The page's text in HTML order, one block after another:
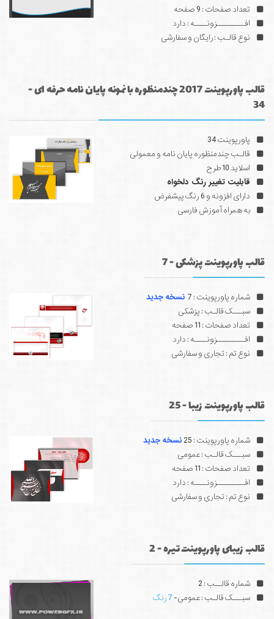
تعداد صفحات : 9 صفحه
افـــــــــزونــــه : دارد
نوع قالـب : رایگان و سفارشی
قالب پاورپوینت 2017 چندمنظوره با نمونه پایان نامه حرفه ای -
34
پاورپوینت 34
قالـب چندمنظوره پایان نامه و معمولی
اسلاید 10 طرح
قابلیت تغییر رنگ دلخواه
دارای افزونه و 6 رنگ پیشفرض
به همراه آموزش فارسی
قالب پاورپوینت پزشکی - 7
شماره پاورپوینت : 7
نسخه جدید
سبـــک قالـب : پزشکی
تعداد صفحات : 11 صفحه
افـــــــــزونــــه : دارد
نوع تم : تجاری و سفارشی
قالب پاورپوینت زیبا - 25
شماره پاورپوینت : 25
نسخه جدید
سبـــک قالـب : عمومی
تعداد صفحات : 11 صفحه
افـــــــــزونــــه : دارد
نوع تم : تجاری و سفارشی
قالب زیبای پاورپوینت تیره - 2
شماره قالــب : 2
سبـــک قالـب : عمومی-7 رنگ